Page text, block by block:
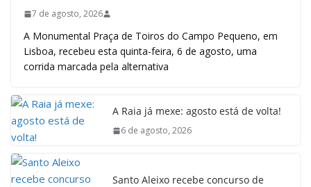
7 de agosto, 2026
A Monumental Praça de Toiros do Campo Pequeno, em
Lisboa, recebeu esta quinta-feira, 6 de agosto, uma
corrida marcada pela alternativa
A Raia já mexe: agosto está de volta!
6 de agosto, 2026
Santo Aleixo recebe concurso de